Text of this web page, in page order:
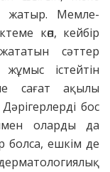
жатыр. Мем­ле­
көп, кейбір
сәттер
істейтін
сағат ақылы
бос
оларды да
болса, ешкім де